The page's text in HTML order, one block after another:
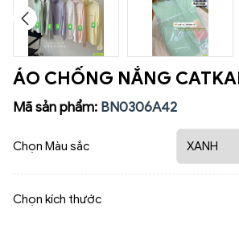
ÁO CHỐNG NẮNG
Mã sản phẩm: BN0306A42
Chọn Màu sắc
Chọn kích thước